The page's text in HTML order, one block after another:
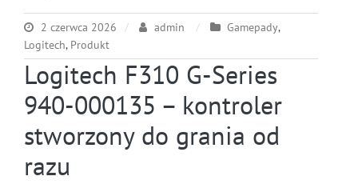
2 czerwca 2026 admin Gamepady,
Logitech, Produkt
Logitech F310 G-Series
940-000135 – kontroler
stworzony do grania od
razu